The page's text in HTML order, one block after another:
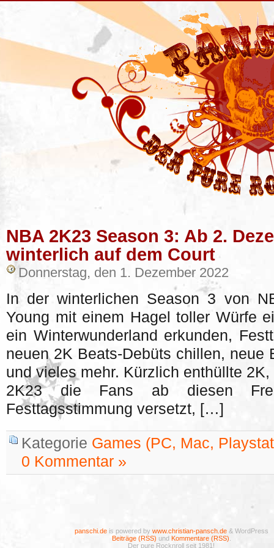
NBA 2K23 Season 3: Ab 2.
winterlich auf dem Court
Donnerstag, den 1. Dezember 2022
In der winterlichen Season 3 von
Young mit einem Hagel toller Würfe
ein Winterwunderland erkunden,
neuen 2K Beats-Debüts chillen, neue
und vieles mehr. Kürzlich enthüllte
2K23 die Fans ab diesen
Festtagsstimmung versetzt, […]
Kategorie Games (PC, Mac,
0 Kommentar »
panschi.deis powered by www.christian-pansch.de& WordPress
Beiträge (RSS) und Kommentare (RSS)
Der pure Rocknroll seit 1981!